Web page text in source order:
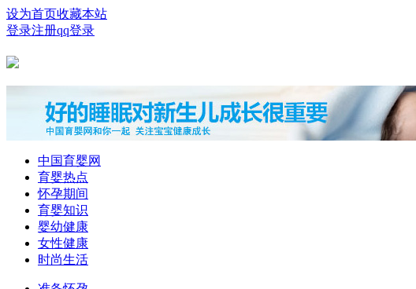
设为首页收藏本站
登录注册qq登录
中国育婴网
育婴热点
怀孕期间
育婴知识
婴幼健康
女性健康
时尚生活